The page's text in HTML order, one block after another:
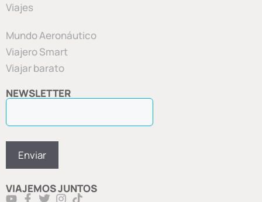
Viajes
Mundo Aeronáutico
Viajero Smart
Viajar barato
NEWSLETTER
VIAJEMOS JUNTOS